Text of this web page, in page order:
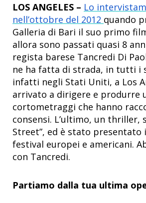
LOS ANGELES – Lo
nell’ottobre del 2012 quando
Galleria di Bari il suo primo film:
allora sono passati quasi 8
regista barese Tancredi Di
ne ha fatta di strada, in tutti i
infatti negli Stati Uniti, a Los
arrivato a dirigere e produrre
cortometraggi che hanno
consensi. L’ultimo, un thriller,
Street”, ed è stato presentato
festival europei e americani.
con Tancredi.
Partiamo dalla tua ultima